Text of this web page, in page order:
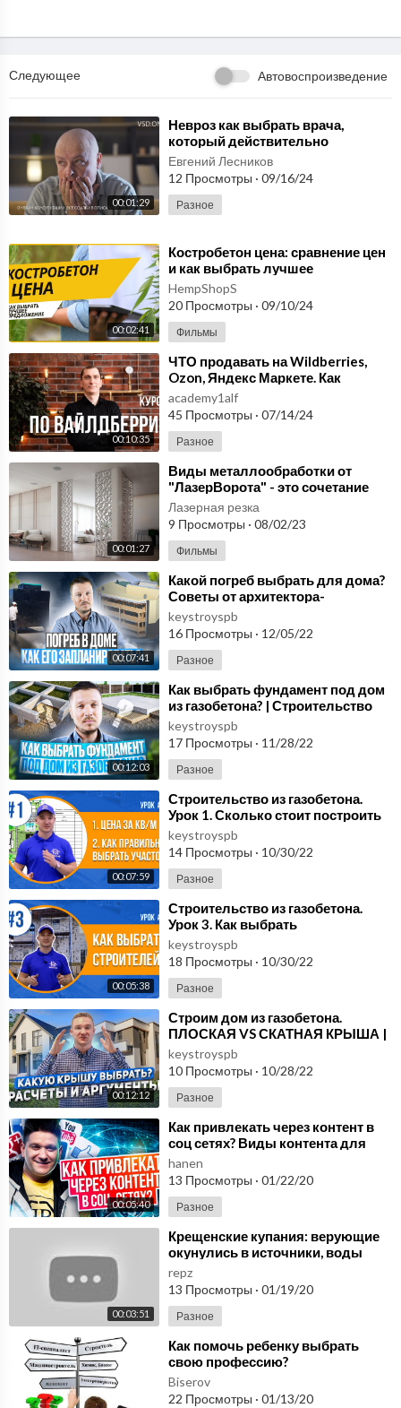
Следующее Автовоспроизведение
00:01:29
⁣Невроз как выбрать врача,
который действительно
поможет?
Евгений Лесников
12 Просмотры · 09/16/24
Разное
00:02:41
⁣Костробетон цена: сравнение цен
и как выбрать лучшее
предложение
HempShopS
20 Просмотры · 09/10/24
Фильмы
00:10:35
⁣ЧТО продавать на Wildberries,
Ozon, Яндекс Маркете. Как
ВЫБРАТЬ ТОВАР. Курс по
вайлдберриз.
academy1alf
45 Просмотры · 07/14/24
Разное
00:01:27
⁣Виды металлообработки от
"ЛазерВорота" - это сочетание
современных технологий и
высокого к
Лазерная резка
9 Просмотры · 08/02/23
Фильмы
00:07:41
⁣Какой погреб выбрать для дома?
Советы от архитектора-
проектировщика! Строим дом
правильно.
keystroyspb
16 Просмотры · 12/05/22
Разное
00:12:03
⁣Как выбрать фундамент под дом
из газобетона? | Строительство
домов из газобетона в Санкт-
Петербурге
keystroyspb
17 Просмотры · 11/28/22
Разное
00:07:59
⁣Строительство из газобетона.
Урок 1. Сколько стоит построить
дом "под ключ"? Как выбрать у
keystroyspb
14 Просмотры · 10/30/22
Разное
00:05:38
⁣Строительство из газобетона.
Урок 3. Как выбрать
строительную компанию Нанять
фирму или бригаду-час
keystroyspb
18 Просмотры · 10/30/22
Разное
00:12:12
⁣Строим дом из газобетона.
ПЛОСКАЯ VS СКАТНАЯ КРЫША |
Какую крышу выбрать в 2022
году?
keystroyspb
10 Просмотры · 10/28/22
Разное
00:05:40
⁣Как привлекать через контент в
соц сетях? Виды контента для
привлечения в МЛМ- бизнес
через соц сети
hanen
13 Просмотры · 01/22/20
Разное
00:03:51
⁣Крещенские купания: верующие
окунулись в источники, воды
Енисея и Амурского залива
repz
13 Просмотры · 01/19/20
Разное
⁣Как помочь ребенку выбрать
свою профессию?
Профориентация для детей. Как
сделать правильный выбор?
Biserov
22 Просмотры · 01/13/20